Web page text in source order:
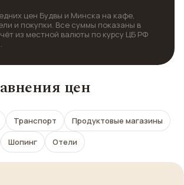
цен Будвы и Минска на кафе,
и покупки. Все суммы показаны в
из местной валюты по курсу ЦБ РФ
цен
Транспорт
Продуктовые магазины
Шопинг Отели